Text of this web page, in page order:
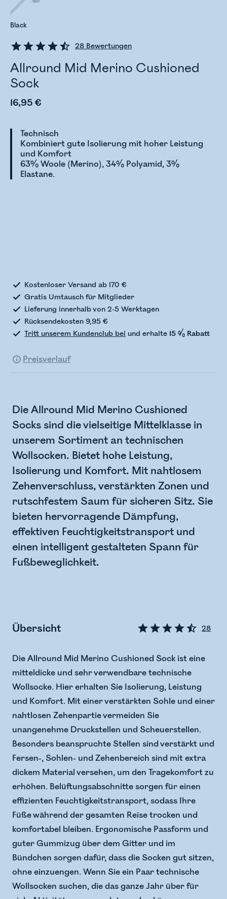
28 Bewertungen
Allround Mid Merino Cushioned
Sock
16,95 €
Technisch
Kombiniert gute Isolierung mit hoher Leistung
und Komfort
63% Woole (Merino), 34% Polyamid, 3%
Elastane.
Black
Kostenloser Versand ab 170 €
Gratis Umtausch für Mitglieder
Lieferung innerhalb von 2-5 Werktagen
Rücksendekosten 9,95 €
Tritt unserem Kundenclub bei und erhalte 15 % Rabatt
Preisverlauf
Die Allround Mid Merino Cushioned
Socks sind die vielseitige Mittelklasse in
unserem Sortiment an technischen
Wollsocken. Bietet hohe Leistung,
Isolierung und Komfort. Mit nahtlosem
Zehenverschluss, verstärkten Zonen und
rutschfestem Saum für sicheren Sitz. Sie
bieten hervorragende Dämpfung,
effektiven Feuchtigkeitstransport und
einen intelligent gestalteten Spann für
Fußbeweglichkeit.
Übersicht 28
Die Allround Mid Merino Cushioned Sock ist eine
mitteldicke und sehr verwendbare technische
Wollsocke. Hier erhalten Sie Isolierung, Leistung
und Komfort. Mit einer verstärkten Sohle und einer
nahtlosen Zehenpartie vermeiden Sie
unangenehme Druckstellen und Scheuerstellen.
Besonders beanspruchte Stellen sind verstärkt und
Fersen-, Sohlen- und Zehenbereich sind mit extra
dickem Material versehen, um den Tragekomfort zu
erhöhen. Belüftungsabschnitte sorgen für einen
effizienten Feuchtigkeitstransport, sodass Ihre
Füße während der gesamten Reise trocken und
komfortabel bleiben. Ergonomische Passform und
guter Gummizug über dem Gitter und im
Bündchen sorgen dafür, dass die Socken gut sitzen,
ohne einzuengen. Wenn Sie ein Paar technische
Wollsocken suchen, die das ganze Jahr über für